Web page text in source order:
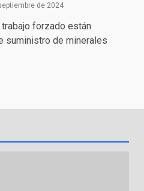
de 2024
forzado están
suministro de minerales